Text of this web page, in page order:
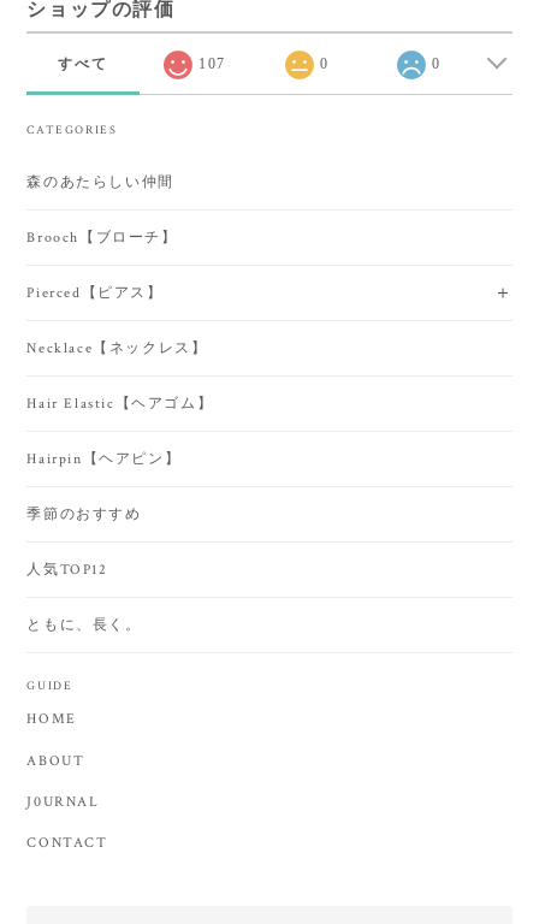
ショップの評価
すべて 107 0 0
CATEGORIES
森のあたらしい仲間
Brooch【ブローチ】
Pierced【ピアス】
Necklace【ネックレス】
Hair Elastic【ヘアゴム】
Hairpin【ヘアピン】
季節のおすすめ
人気TOP12
ともに、長く。
GUIDE
HOME
ABOUT
J0URNAL
CONTACT